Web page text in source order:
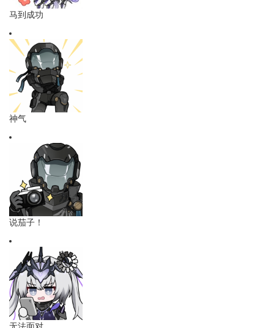
马到成功
神气
说茄子！